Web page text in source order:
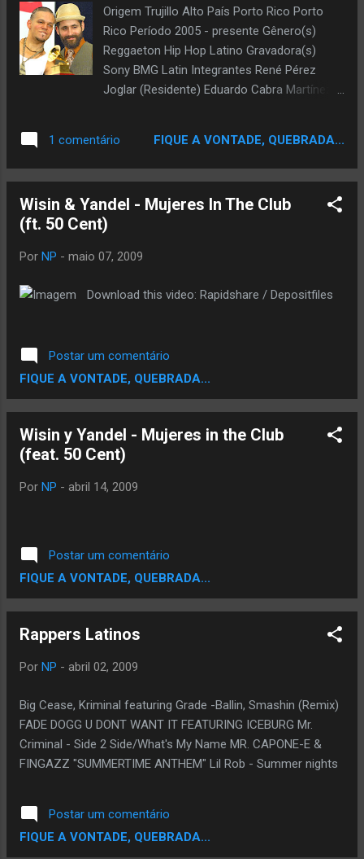
Origem Trujillo Alto País Porto Rico Porto
Rico Período 2005 - presente Gênero(s)
Reggaeton Hip Hop Latino Gravadora(s)
Sony BMG Latin Integrantes René Pérez
Joglar (Residente) Eduardo Cabra Martínez
Calle 13 (português: Rua 13) é uma dupla de
reggaeton de Porto Rico. É composta por:
Eduardo Cabra conhecido por Visitante.
Seus apelidos provêm da identificação que
setor El Conquistador de Trujillo Alto, Porto
cantor e compositor, e Eduardo faz backing
classificação usada nos Estados Unidos
para um filme não recomendado a menores
de 13 anos; Ileana era uma adolescente ao
em algumas músicas como a voz feminina
de Calle 13. A mãe de René e Ileana, Flor
Joglar d...
1 comentário FIQUE A VONTADE, QUEBRADA...
Wisin & Yandel - Mujeres In The Club
(ft. 50 Cent)
Por NP - maio 07, 2009
Download this video: Rapidshare / Depositfiles
Postar um comentário
FIQUE A VONTADE, QUEBRADA...
Wisin y Yandel - Mujeres in the Club
(feat. 50 Cent)
Por NP - abril 14, 2009
Postar um comentário
FIQUE A VONTADE, QUEBRADA...
Rappers Latinos
Por NP - abril 02, 2009
Big Cease, Kriminal featuring Grade -Ballin, Smashin (Remix)
FADE DOGG U DONT WANT IT FEATURING ICEBURG Mr.
Criminal - Side 2 Side/What's My Name MR. CAPONE-E &
FINGAZZ "SUMMERTIME ANTHEM" Lil Rob - Summer nights
Postar um comentário
FIQUE A VONTADE, QUEBRADA...